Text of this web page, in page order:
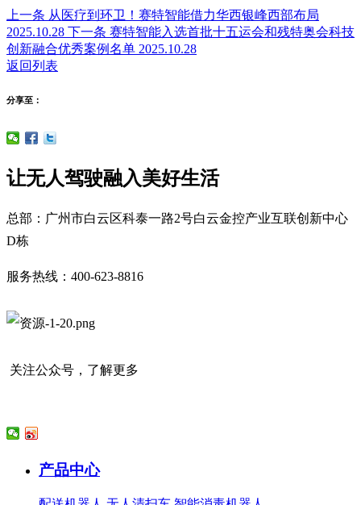
上一条 从医疗到环卫！赛特智能借力华西银峰西部布局
2025.10.28 下一条 赛特智能入选首批十五运会和残特奥会科技
创新融合优秀案例名单 2025.10.28
返回列表
分享至：
让无人驾驶融入美好生活
总部：广州市白云区科泰一路2号白云金控产业互联创新中心
D栋
服务热线：400-623-8816
关注公众号，了解更多
产品中心